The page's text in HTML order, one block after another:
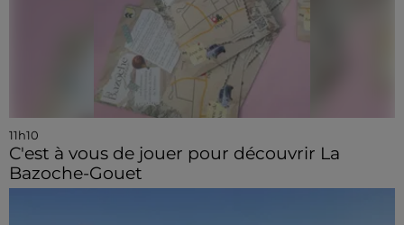
11h10
C'est à vous de jouer pour découvrir La
Bazoche-Gouet